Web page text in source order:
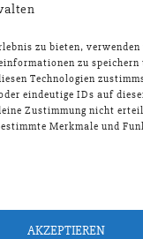
zu bieten,
zu
Technologien
eindeutige IDs auf
Zustimmung nicht
Merkmale und
AKZEPTIEREN